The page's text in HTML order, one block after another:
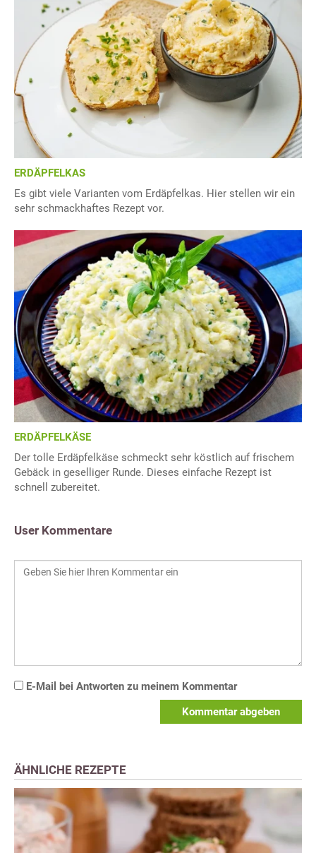
ERDÄPFELKAS
Es gibt viele Varianten vom Erdäpfelkas. Hier stellen wir ein
sehr schmackhaftes Rezept vor.
ERDÄPFELKÄSE
Der tolle Erdäpfelkäse schmeckt sehr köstlich auf frischem
Gebäck in geselliger Runde. Dieses einfache Rezept ist
schnell zubereitet.
User Kommentare
E-Mail bei Antworten zu meinem Kommentar
Kommentar abgeben
ÄHNLICHE REZEPTE